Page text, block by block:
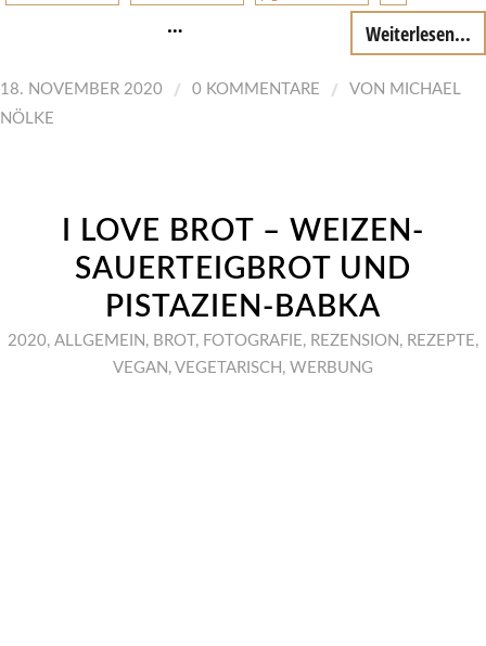
… Weiterlesen...
18. NOVEMBER 2020 / 0 KOMMENTARE / VON MICHAEL
NÖLKE
I LOVE BROT – WEIZEN-
SAUERTEIGBROT UND
PISTAZIEN-BABKA
2020, ALLGEMEIN , BROT , FOTOGRAFIE , REZENSION , REZEPTE ,
VEGAN , VEGETARISCH , WERBUNG